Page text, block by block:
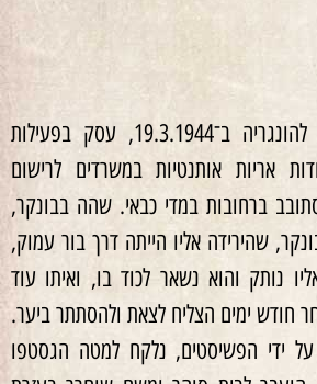
אחרי כניסת הגרמנים להונגריה ב־19.3.1944, עסק בפעילות
אריות אותנטיות במשרדים לרישום
ברחובות במדי כבאי. שהה בבונקר,
שהירידה אליו הייתה דרך בור עמוק,
נותק והוא נשאר לכוד בו, ואיתו עוד
חודש ימים הצליח לצאת ולהסתתר ביער.
ידי הפשיסטים, נלקח למטה הגסטפו